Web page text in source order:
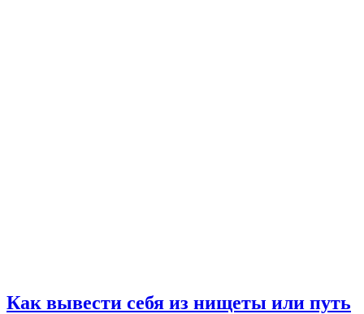
Как вывести себя из нищеты или путь